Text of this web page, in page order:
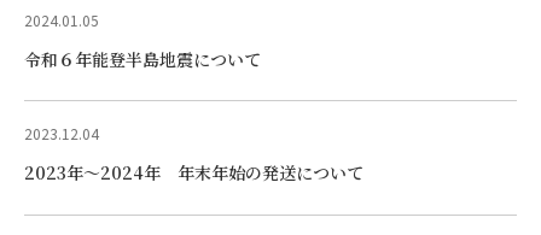
2024.01.05
令和６年能登半島地震について
2023.12.04
2023年〜2024年 年末年始の発送について